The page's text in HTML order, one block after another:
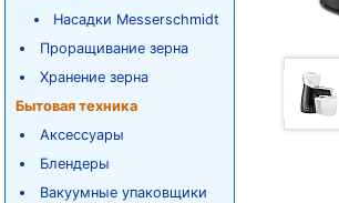
Насадки Messerschmidt
Проращивание зерна
Хранение зерна
Бытовая техника
Аксессуары
Блендеры
Вакуумные упаковщики